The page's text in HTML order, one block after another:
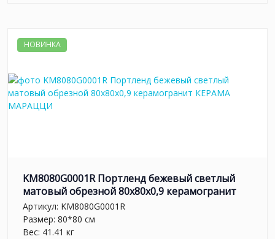
НОВИНКА
KM8080G0001R Портленд бежевый светлый
матовый обрезной 80x80x0,9 керамогранит
Артикул: KM8080G0001R
Размер: 80*80 см
Вес: 41.41 кг